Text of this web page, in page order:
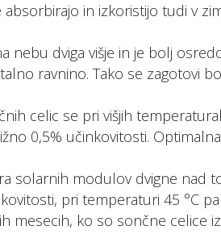
absorbirajo in izkoristijo tudi v
nebu dviga višje in je bolj
ravnino. Tako se zagotovi
celic se pri višjih
0,5% učinkovitosti.
solarnih modulov dvigne nad
pri temperaturi 45 °C
mesecih, ko so sončne celice